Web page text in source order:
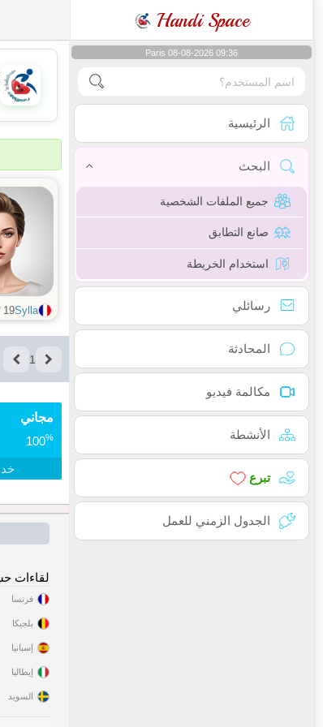
Handi Space
Paris 08-08-2026 09:36
الرئيسية
البحث
جميع الملفات الشخصية
صانع التطابق
استخدام الخريطة
رسائلي
المحادثة
مكالمة فيديو
الأنشطة
تبرع
الجدول الزمني للعمل
Sylla
19
1
مجاني
100%
لقاءات
فرنسا
بلجيكا
إسبانيا
إيطاليا
السويد